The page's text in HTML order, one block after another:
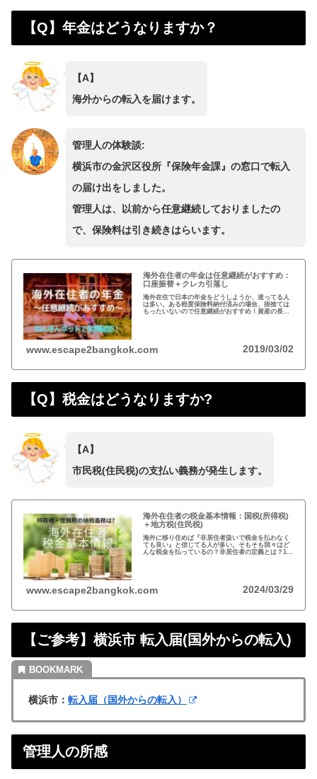
【Q】年金はどうなりますか？
【A】
海外からの転入を届けます。
管理人の体験談:
横浜市の金沢区役所『保険年金課』の窓口で転入
の届け出をしました。
管理人は、以前から任意継続しておりましたの
で、保険料は引き続きはらいます。
海外在住者の年金は任意継続がおすすめ：
口座振替＋クレカ引落し
海外在住で日本の年金をどうしようか、迷ってる人
は多い。ある程度保険料納付済みの場合、掛捨ては
もったいないので任意継続がおすすめ！資産の長期
www.escape2bangkok.com 2019/03/02
【Q】税金はどうなりますか?
【A】
市民税(住民税)の支払い義務が発生します。
海外在住者の税金基本情報：国税(所得税)
＋地方税(住民税)
海外に移り住めば『非居住者扱いで税金を払わなく
ても良い』と信じてる人が多い。そもそも我々はど
んな税金を払っているの？非居住者の定義とは？1月
www.escape2bangkok.com 2024/03/29
【ご参考】横浜市 転入届(国外からの転入)
横浜市： 転入届（国外からの転入）
管理人の所感